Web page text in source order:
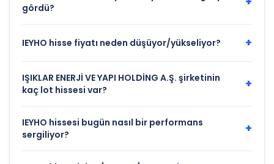
gördü?
IEYHO hisse fiyatı neden düşüyor/yükseliyor? +
IŞIKLAR ENERJİ VE YAPI HOLDİNG A.Ş. şirketinin
kaç lot hissesi var?
+
IEYHO hissesi bugün nasıl bir performans
sergiliyor?
+